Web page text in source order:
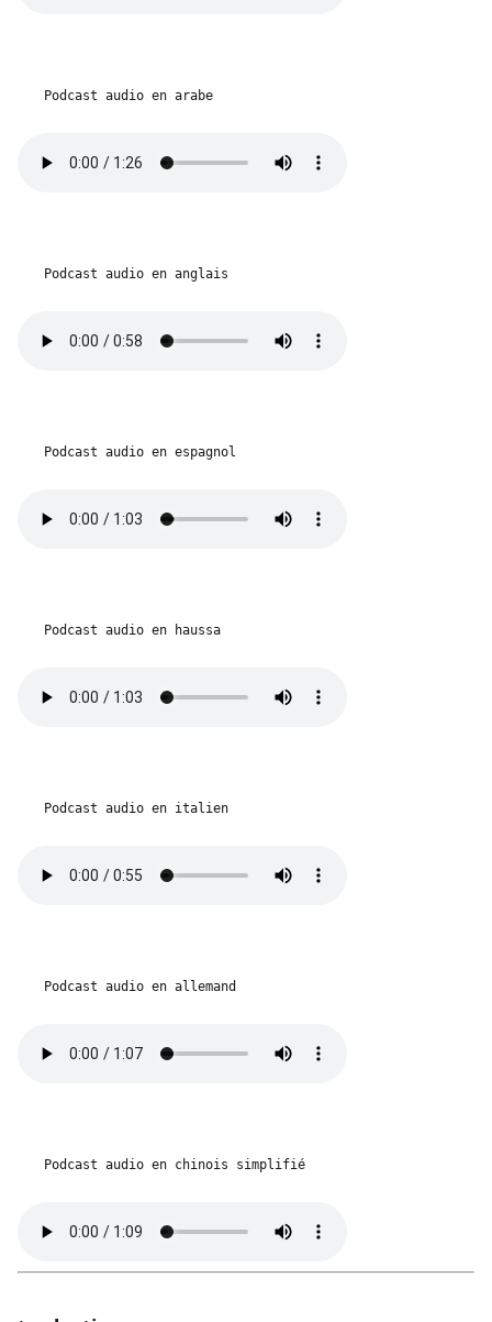
Podcast audio en arabe
Podcast audio en anglais
Podcast audio en espagnol
Podcast audio en haussa
Podcast audio en italien
Podcast audio en allemand
Podcast audio en chinois simplifié